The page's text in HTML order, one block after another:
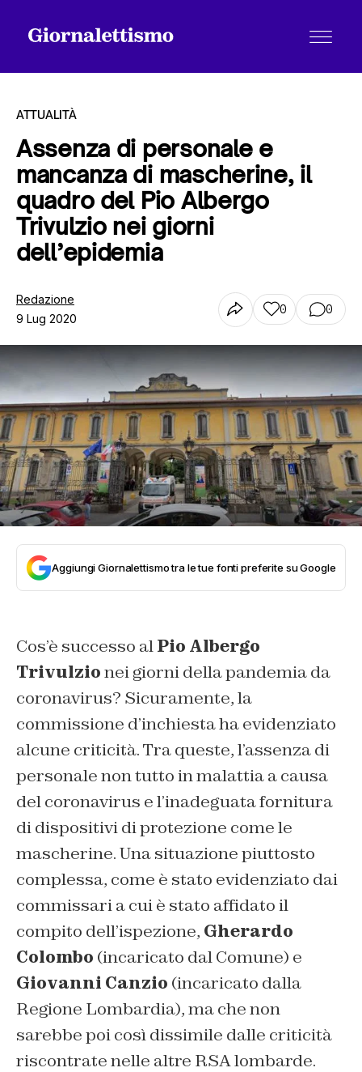
Tutti gli articoli
Chi siamo
Contatti
ATTUALITÀ
Assenza di personale e
mancanza di mascherine, il
quadro del Pio Albergo
Trivulzio nei giorni
dell’epidemia
Redazione
9 Lug 2020
0 0
Aggiungi Giornalettismo tra le tue fonti preferite su Google
Cos’è successo alPio Albergo
Trivulzionei giorni della pandemia da
coronavirus? Sicuramente, la
commissione d’inchiesta ha evidenziato
alcune criticità. Tra queste, l’assenza di
personale non tutto in malattia a causa
del coronavirus e l’inadeguata fornitura
di dispositivi di protezione come le
mascherine. Una situazione piuttosto
complessa, come è stato evidenziato dai
commissari a cui è stato affidato il
compito dell’ispezione, Gherardo
Colombo (incaricato dal Comune) e
Giovanni Canzio (incaricato dalla
Regione Lombardia), ma che non
sarebbe poi così dissimile dalle criticità
riscontrate nelle altre RSA lombarde.